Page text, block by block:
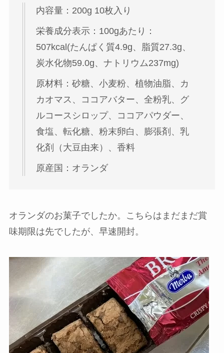
内容量：200g 10枚入り
栄養成分表示：100gあたり：
507kcal(たんぱく質4.9g、脂質27.3g、
炭水化物59.0g、ナトリウム237mg)
原材料：砂糖、小麦粉、植物油脂、カ
カオマス、ココアバター、全粉乳、グ
ルコースシロップ、ココアパウダー、
食塩、転化糖、粉末卵白、膨張剤、乳
化剤（大豆由来）、香料
原産国：オランダ
オランダのお菓子でしたか。こちらはまだまだ賞
味期限は先でしたが、早速開封。